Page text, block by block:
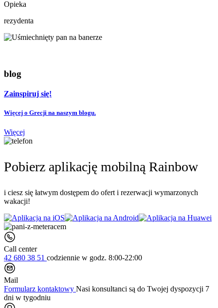
Opieka
rezydenta
blog
Zainspiruj się!
Więcej o Grecji na naszym blogu.
Więcej
Pobierz aplikację mobilną Rainbow
i ciesz się łatwym dostępem do ofert i rezerwacji wymarzonych
wakacji!
Call center
42 680 38 51 codziennie w godz. 8:00-22:00
Mail
Formularz kontaktowy Nasi konsultanci są do Twojej dyspozycji 7
dni w tygodniu